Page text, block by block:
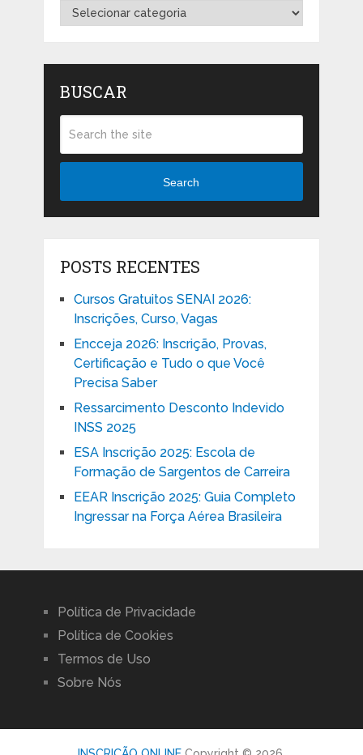
Categorias
BUSCAR
Search
POSTS RECENTES
Cursos Gratuitos SENAI 2026:
Inscrições, Curso, Vagas
Encceja 2026: Inscrição, Provas,
Certificação e Tudo o que Você
Precisa Saber
Ressarcimento Desconto Indevido
INSS 2025
ESA Inscrição 2025: Escola de
Formação de Sargentos de Carreira
EEAR Inscrição 2025: Guia Completo
Ingressar na Força Aérea Brasileira
Política de Privacidade
Política de Cookies
Termos de Uso
Sobre Nós